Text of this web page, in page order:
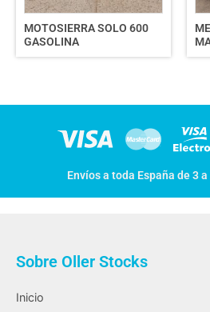
MOTOSIERRA SOLO 600
GASOLINA
Envíos a toda España de 3
Sobre Oller Stocks
Inicio